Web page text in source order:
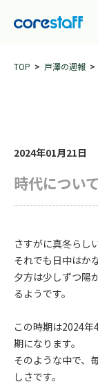
TOP 戸澤の週報
2024年01月21日
時代につい
さすがに真冬らし
それでも日中はか
夕方は少しずつ陽
るようです。
この時期は2024
期になります。
そのような中で、
しさです。